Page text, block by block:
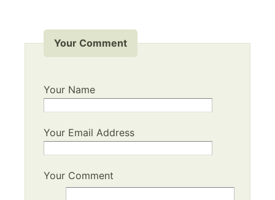
Your Comment
Your Name
Your Email Address
Your Comment